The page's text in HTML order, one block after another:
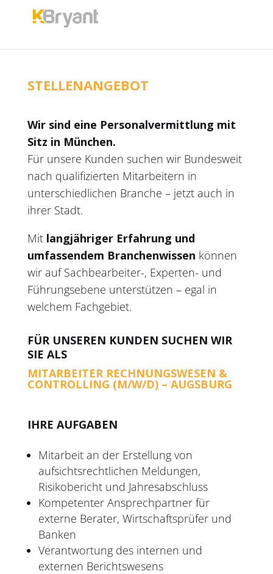
STELLENANGEBOT
Wir sind eine Personalvermittlung mit
Sitz in München.
Für unsere Kunden suchen wir Bundesweit
nach qualifizierten Mitarbeitern in
unterschiedlichen Branche – jetzt auch in
ihrer Stadt.
Mit langjähriger Erfahrung und
umfassendem Branchenwissen können
wir auf Sachbearbeiter-, Experten- und
Führungsebene unterstützen – egal in
welchem Fachgebiet.
FÜR UNSEREN KUNDEN SUCHEN WIR
SIE ALS
MITARBEITER RECHNUNGSWESEN &
CONTROLLING (M/W/D) – AUGSBURG
IHRE AUFGABEN
Mitarbeit an der Erstellung von
aufsichtsrechtlichen Meldungen,
Risikobericht und Jahresabschluss
Kompetenter Ansprechpartner für
externe Berater, Wirtschaftsprüfer und
Banken
Verantwortung des internen und
externen Berichtswesens